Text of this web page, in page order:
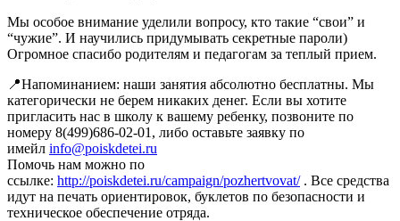
Мы особое внимание уделили вопросу, кто такие “свои” и
“чужие”. И научились придумывать секретные пароли)
Огромное спасибо родителям и педагогам за теплый прием.
📍Напоминанием: наши занятия абсолютно бесплатны. Мы
категорически не берем никаких денег. Если вы хотите
пригласить нас в школу к вашему ребенку, позвоните по
номеру 8(499)686-02-01, либо оставьте заявку по
имейл info@poiskdetei.ru
Помочь нам можно по
ссылке: http://poiskdetei.ru/campaign/pozhertvovat/. Все средства
идут на печать ориентировок, буклетов по безопасности и
техническое обеспечение отряда.